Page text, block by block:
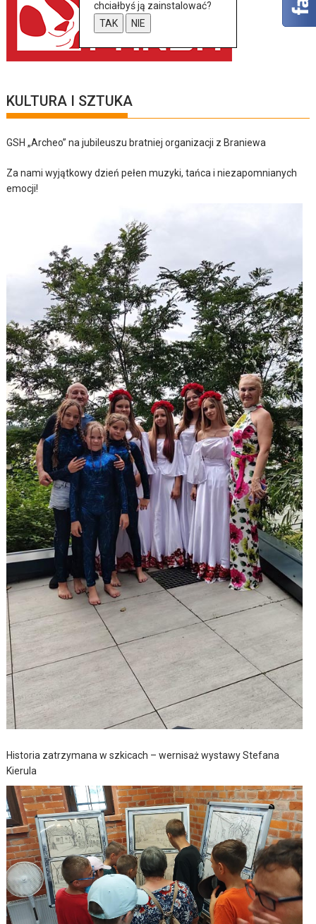
KULTURA I SZTUKA
GSH „Archeo” na jubileuszu bratniej organizacji z Braniewa
Za nami wyjątkowy dzień pełen muzyki, tańca i niezapomnianych
emocji!
Historia zatrzymana w szkicach – wernisaż wystawy Stefana
Kierula
chciałbyś ją zainstalować?
TAK
NIE